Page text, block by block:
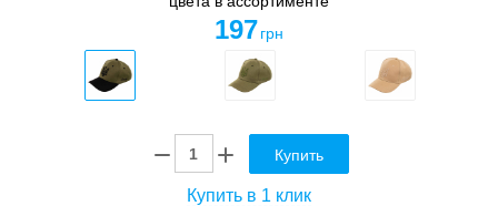
197 грн
Купить
Купить в 1 клик